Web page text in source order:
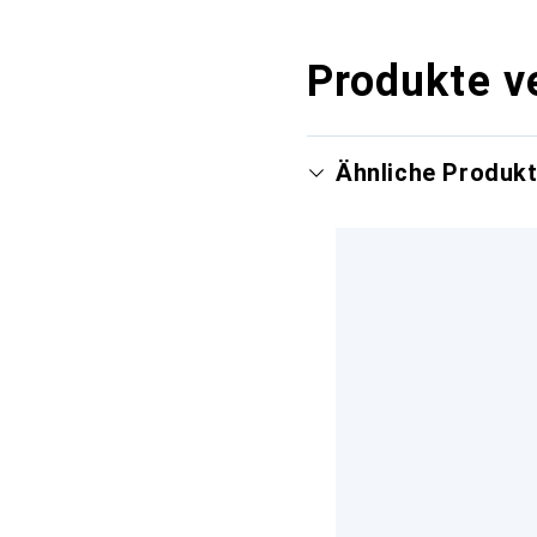
Produkte
Ähnliche